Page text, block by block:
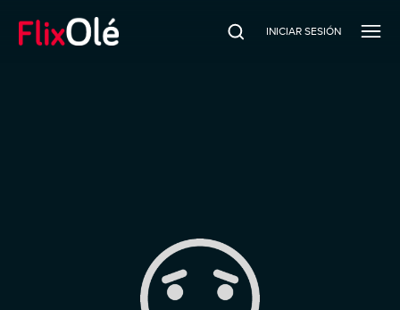
INICIAR SESIÓN